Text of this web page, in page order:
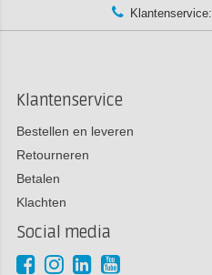
Klantenservice:
Klantenservice
Bestellen en leveren
Retourneren
Betalen
Klachten
Social media